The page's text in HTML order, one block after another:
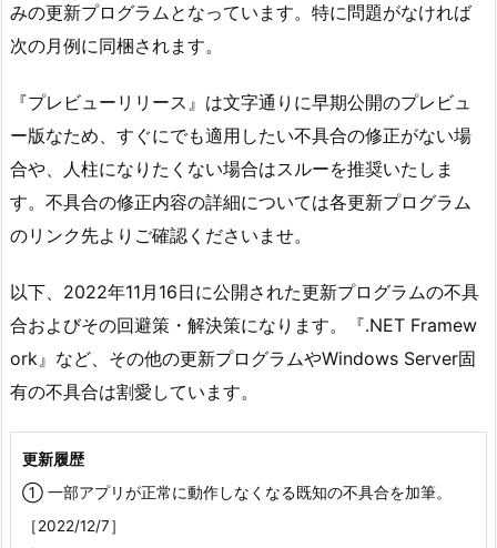
みの更新プログラムとなっています。特に問題がなければ
次の月例に同梱されます。
『プレビューリリース』は文字通りに早期公開のプレビュ
ー版なため、すぐにでも適用したい不具合の修正がない場
合や、人柱になりたくない場合はスルーを推奨いたしま
す。不具合の修正内容の詳細については各更新プログラム
のリンク先よりご確認くださいませ。
以下、2022年11月16日に公開された更新プログラムの不具
合およびその回避策・解決策になります。『.NET Framew
ork』など、その他の更新プログラムやWindows Server固
有の不具合は割愛しています。
更新履歴
① 一部アプリが正常に動作しなくなる既知の不具合を加筆。
［2022/12/7］